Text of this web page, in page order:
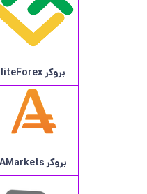
بروکر liteForex
بروکر AMarkets